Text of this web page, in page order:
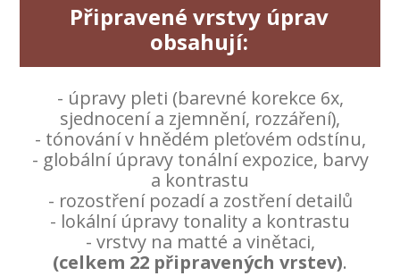
Připravené vrstvy úprav
obsahují:
- úpravy pleti (barevné korekce 6x,
sjednocení a zjemnění, rozzáření),
- tónování v hnědém pleťovém odstínu,
- globální úpravy tonální expozice, barvy
a kontrastu
- rozostření pozadí a zostření detailů
- lokální úpravy tonality a kontrastu
- vrstvy na matté a vinětaci,
(celkem 22 připravených vrstev).